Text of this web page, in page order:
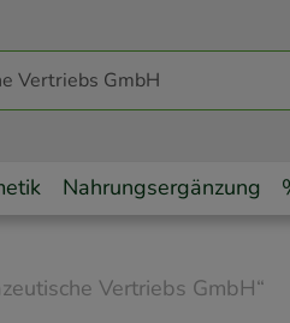
Nahrungsergänzung
Vertriebs GmbH“